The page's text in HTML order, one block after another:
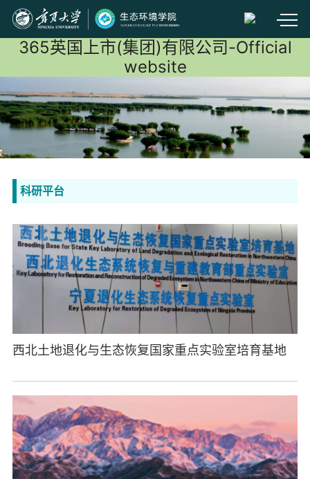
365英国上市(集团)有限公司-Official
website
科研平台
西北土地退化与生态恢复国家重点实验室培育基地